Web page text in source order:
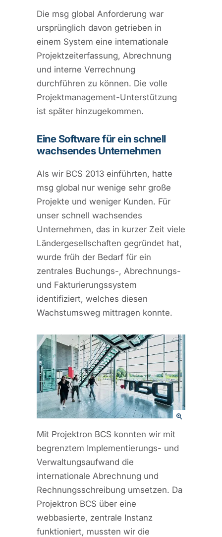
Die msg global Anforderung war
ursprünglich davon getrieben in
einem System eine internationale
Projektzeiterfassung, Abrechnung
und interne Verrechnung
durchführen zu können. Die volle
Projektmanagement-Unterstützung
ist später hinzugekommen.
Eine Software für ein schnell
wachsendes Unternehmen
Als wir BCS 2013 einführten, hatte
msg global nur wenige sehr große
Projekte und weniger Kunden. Für
unser schnell wachsendes
Unternehmen, das in kurzer Zeit viele
Ländergesellschaften gegründet hat,
wurde früh der Bedarf für ein
zentrales Buchungs-, Abrechnungs-
und Fakturierungssystem
identifiziert, welches diesen
Wachstumsweg mittragen konnte.
Mit Projektron BCS konnten wir mit
begrenztem Implementierungs- und
Verwaltungsaufwand die
internationale Abrechnung und
Rechnungsschreibung umsetzen. Da
Projektron BCS über eine
webbasierte, zentrale Instanz
funktioniert, mussten wir die